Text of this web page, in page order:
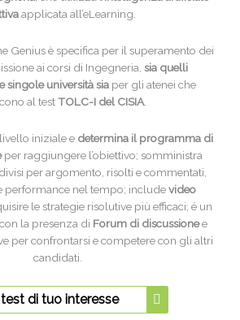
applicata all’eLearning.
Genius è specifica per il superamento dei
ai corsi di Ingegneria, sia quelli
singole università siaper gli atenei che
al testTOLC-I del CISIA.
iniziale e determina il programma di
per raggiungere l’obiettivo; somministra
divisi per argomento, risolti e commentati,
performance nel tempo; includevideo
le strategie risolutive più efficaci; é un
con la presenza di Forum di discussionee
per confrontarsi e competere con gli altri
candidati.
di tuo interesse